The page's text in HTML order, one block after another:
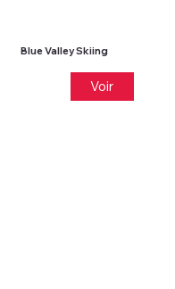
Blue Valley Skiing
Voir